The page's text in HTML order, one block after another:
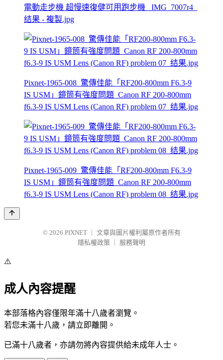
電動走步機 超慢速復健可用跑步機 _IMG_7007r4_
结果 - 複製.jpg
Pixnet-1965-008_驚傳佳能「RF200-800mm F6.3-9
IS USM」鏡筒有強度問題_Canon RF 200-800mm
f6.3-9 IS USM Lens (Canon RF) problem 07_结果.jpg
Pixnet-1965-009_驚傳佳能「RF200-800mm F6.3-9
IS USM」鏡筒有強度問題_Canon RF 200-800mm
f6.3-9 IS USM Lens (Canon RF) problem 08_结果.jpg
© 2026 PIXNET
文章與圖片權利屬原作者所有
隱私權政策
服務聲明
⚠️
成人內容提醒
本部落格內容僅限年滿十八歲者瀏覽。
若您未滿十八歲，請立即離開。
已滿十八歲者，亦請勿將內容提供給未成年人士。